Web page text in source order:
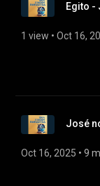
Egito -
1 view • Oct 16,
José
Oct 16, 2025 • 9